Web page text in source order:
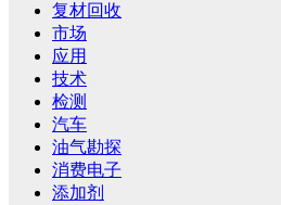
复材回收
市场
应用
技术
检测
汽车
油气勘探
消费电子
添加剂